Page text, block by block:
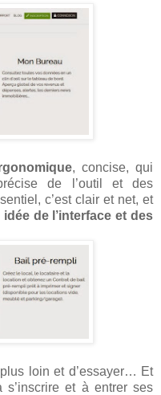
, concise, qui
de l’outil et des
c’est clair et net, et
de l’interface et des
loin et d’essayer… Et
et à entrer ses